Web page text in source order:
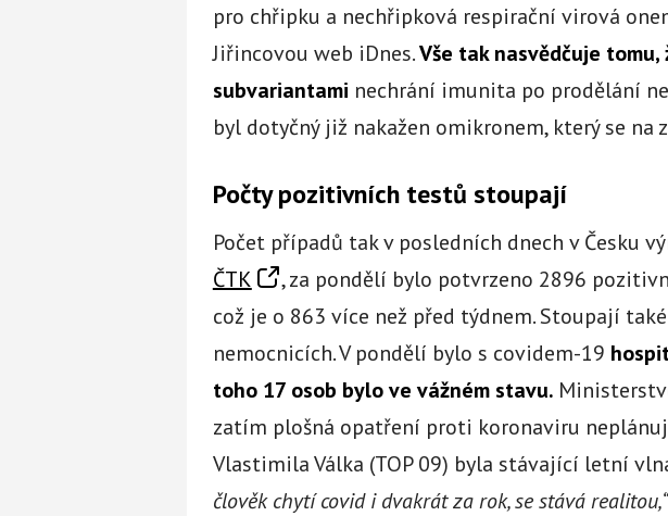
pro chřipku a nechřipková respirační virová
Jiřincovou web iDnes.Vše tak nasvědčuje
subvariantami nechrání imunita po prodělání
byl dotyčný již nakažen omikronem, který se na
Počty pozitivních testů stoupají
Počet případů tak v posledních dnech v Česku
ČTK
, za pondělí bylo potvrzeno 2896
což je o 863 více než před týdnem. Stoupají
nemocnicích. V pondělí bylo s covidem-19
toho 17 osob bylo ve vážném stavu.
zatím plošná opatření proti koronaviru
Vlastimila Válka (TOP 09) byla stávající letní
člověk chytí covid i dvakrát za rok, se stává realitou,“